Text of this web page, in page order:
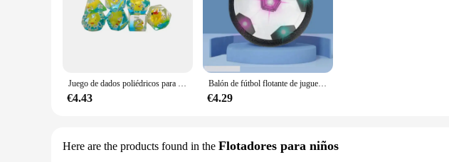
Juego de dados poliédricos para juegos de matemáticas, juego de dados de tortuga, juego de animales poliédricos para TRPG DND, accesorios para juegos de mesa, 7 piezas
€4.43
Balón de fútbol flotante de juguete para niños, fútbol flotante eléctrico con luz LED, pelota de fútbol musical, juguetes deportivos para niños, juego al aire libre
€4.29
Here are the products found in the Flotadores para niños